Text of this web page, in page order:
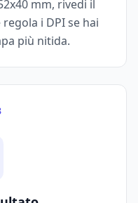
mm, rivedi il
i DPI se hai
più nitida.